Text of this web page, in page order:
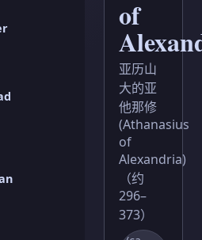
of
亚历山
大的亚
他那修
(Athanasius
of
Alexandria)
（约
296–
373）